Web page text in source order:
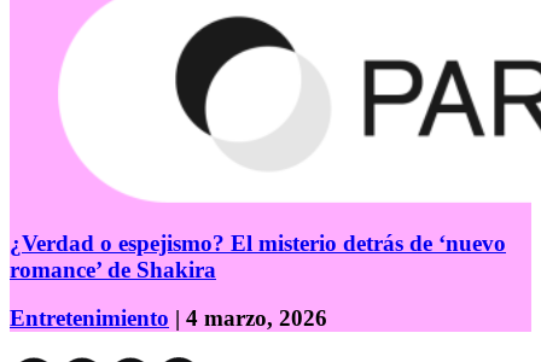
¿Verdad o espejismo? El misterio detrás de ‘nuevo
romance’ de Shakira
Entretenimiento | 4 marzo, 2026